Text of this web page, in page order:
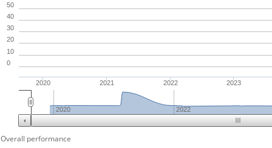
2020 2021 2022 2023
0
10
20
30
40
50
2020 2022
Overall performance